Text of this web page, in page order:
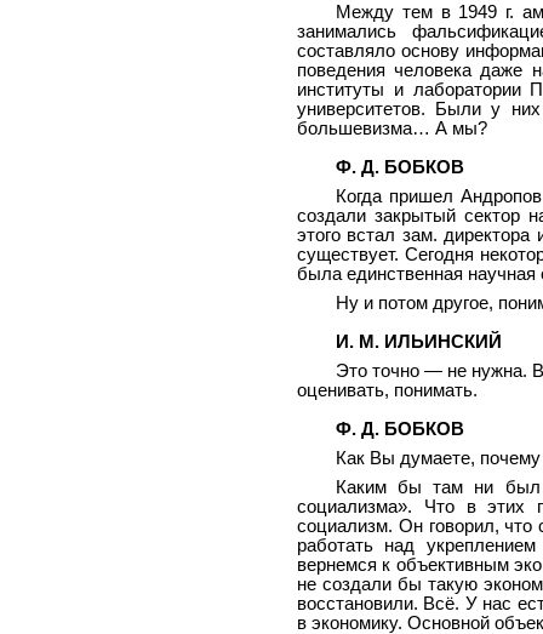
Между тем в 1949 г.
занимались
составляло основу
поведения человека даже
институты и лаборатории
университетов. Были у
большевизма… А мы?
Ф. Д. БОБКОВ
Когда пришел
создали закрытый сектор
этого встал зам. директора
существует. Сегодня
была единственная
Ну и потом другое,
И. М. ИЛЬИНСКИЙ
Это точно — не нужна.
оценивать, понимать.
Ф. Д. БОБКОВ
Как Вы думаете,
Каким бы там ни был
социализма». Что в этих
социализм. Он говорил, что
работать над
вернемся к объективным
не создали бы такую
восстановили. Всё. У нас
в экономику. Основной